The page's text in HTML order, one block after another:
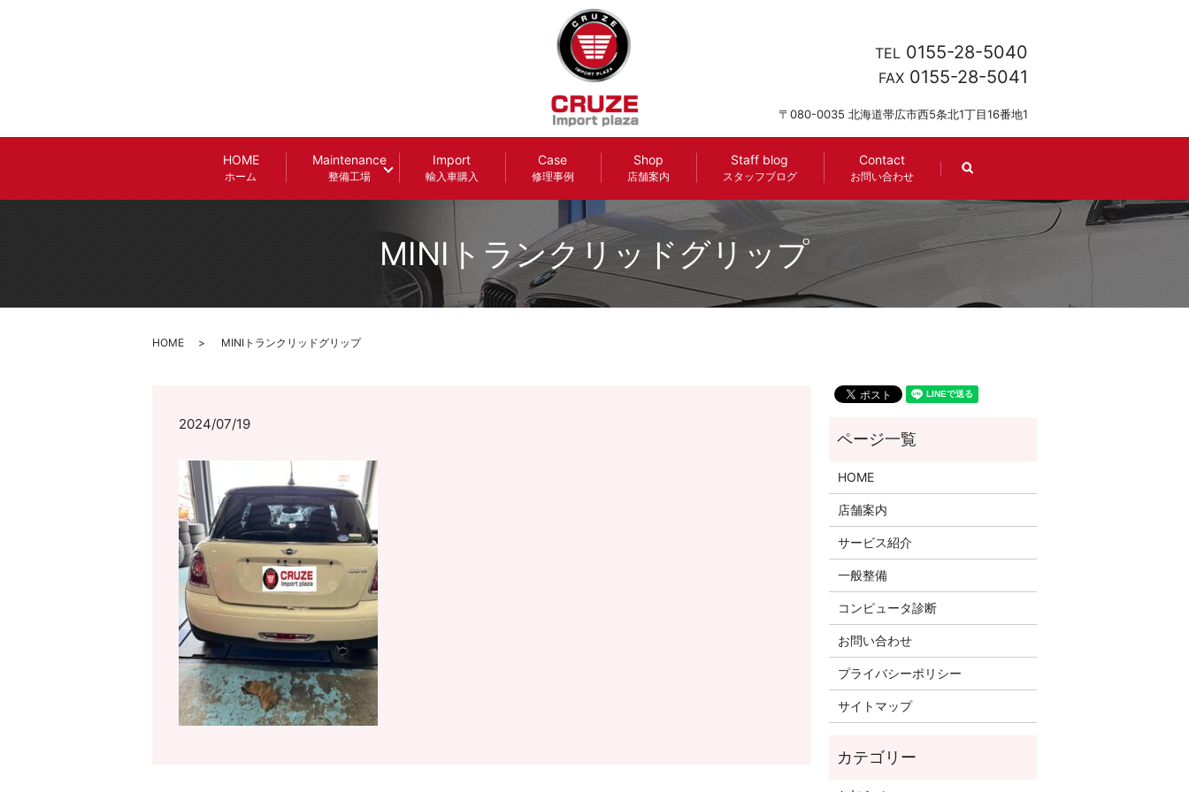
HOME
ホーム
Maintenance
整備工場
Import
輸入車購入
Case
修理事例
Shop
店舗案内
Staff blog
スタッフブログ
Contact
お問い合わせ search
TEL 0155-28-5040
FAX 0155-28-5041
〒080-0035 北海道帯広市西5条北1丁目16番地1
MINIトランクリッドグリップ
HOME MINIトランクリッドグリップ
2024/07/19
HOME
店舗案内
サービス紹介
一般整備
コンピュータ診断
お問い合わせ
プライバシーポリシー
サイトマップ